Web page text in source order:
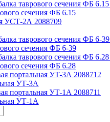
сечения ФБ 6.15
сечения ФБ 6-39
сечения ФБ 6.28
УТ-3А
УТ-1А